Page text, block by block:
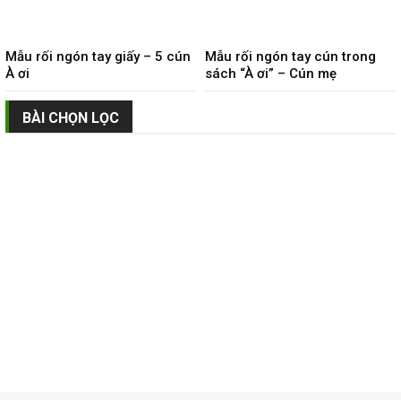
Mẫu rối ngón tay giấy – 5 cún
À ơi
Mẫu rối ngón tay cún trong
sách “À ơi” – Cún mẹ
BÀI CHỌN LỌC